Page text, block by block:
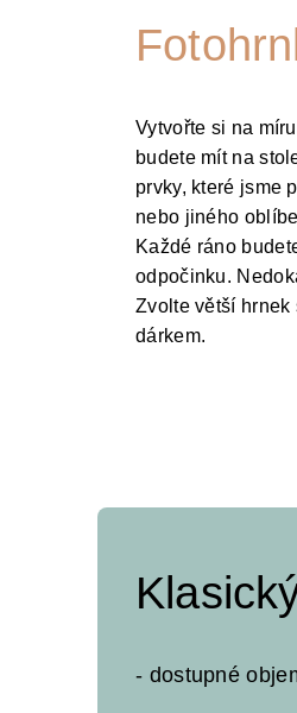
Vytvořte si na
budete mít na
prvky, které jsme
nebo jiného
Každé ráno
odpočinku.
Zvolte větší
dárkem.
- dostupné